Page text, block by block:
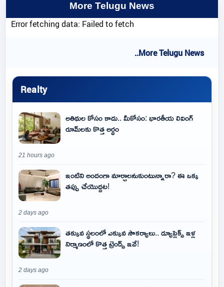
More Telugu News
Error fetching data: Failed to fetch
..More Telugu News
Realty
అతిథుల కోసం కాదు.. మీకోసం: భారతీయ లివింగ్
రూమ్‌లకు కొత్త అర్థం
21 hours ago
ఇంటిని అందంగా మార్చాలనుకుంటున్నారా? ఈ ఒక్క
తప్పు చేయొద్దట!
2 days ago
తక్కువ స్థలంలో ఎక్కువ సౌకర్యాలు.. డ్యూప్లెక్స్ ఇళ్ల
నిర్మాణంలో కొత్త ట్రెండ్స్ ఇవే!
2 days ago